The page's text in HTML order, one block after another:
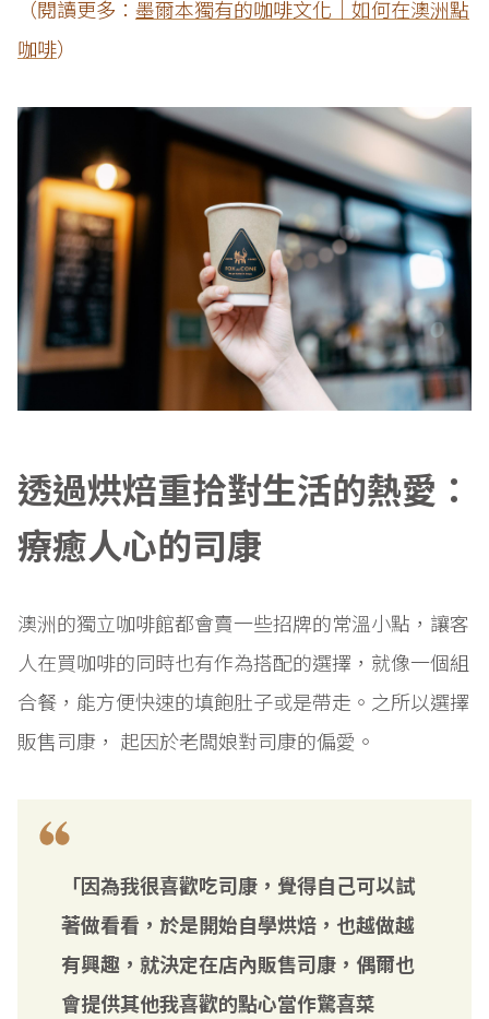
（閱讀更多： 墨爾本獨有的咖啡文化｜如何在澳洲點
咖啡）
透過烘焙重拾對生活的熱愛：
療癒人心的司康
澳洲的獨立咖啡館都會賣一些招牌的常溫小點，讓客
人在買咖啡的同時也有作為搭配的選擇，就像一個組
合餐，能方便快速的填飽肚子或是帶走。之所以選擇
販售司康， 起因於老闆娘對司康的偏愛。
「因為我很喜歡吃司康，覺得自己可以試
著做看看，於是開始自學烘焙，也越做越
有興趣，就決定在店內販售司康，偶爾也
會提供其他我喜歡的點心當作驚喜菜